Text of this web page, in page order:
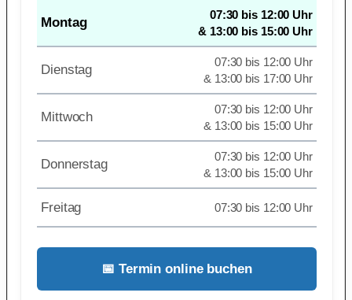
Montag
07:30 bis 12:00 Uhr
& 13:00 bis 15:00 Uhr
Dienstag
07:30 bis 12:00 Uhr
& 13:00 bis 17:00 Uhr
Mittwoch
07:30 bis 12:00 Uhr
& 13:00 bis 15:00 Uhr
Donnerstag
07:30 bis 12:00 Uhr
& 13:00 bis 15:00 Uhr
Freitag 07:30 bis 12:00 Uhr
📅 Termin online buchen